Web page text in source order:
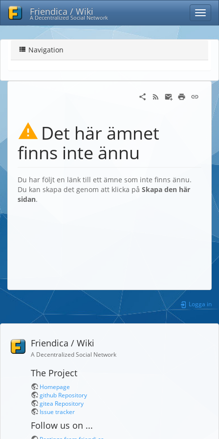
Friendica / Wiki
A Decentralized Social Network
Navigation
Det här ämnet
finns inte ännu
Du har följt en länk till ett ämne som inte finns ännu.
Du kan skapa det genom att klicka på Skapa den här
sidan.
Logga in
Friendica / Wiki
A Decentralized Social Network
The Project
Homepage
github Repository
gitea Repository
Issue tracker
Follow us on ...